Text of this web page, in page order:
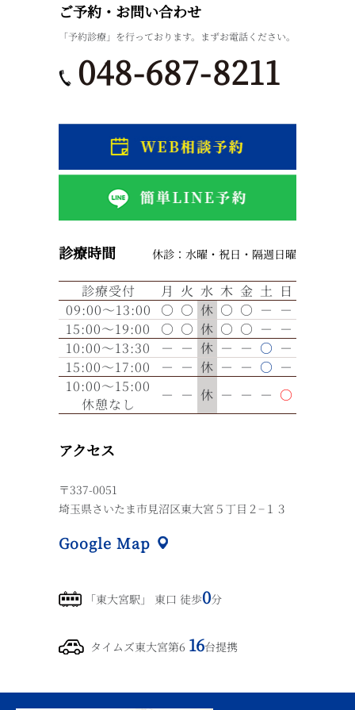
ご予約・お問い合わせ
「予約診療」を行っております。まずお電話ください。
048-687-8211
診療時間 休診：水曜・祝日・隔週日曜
診療受付 月 火 水 木 金 土 日
09:00～13:00
○ ○ 休 ○ ○ － －
15:00～19:00
○ ○ 休 ○ ○ － －
10:00～13:30
－ － 休 － － ○ －
15:00～17:00
－ － 休 － － ○ －
10:00～15:00
休憩なし
－ － 休 － － － ○
アクセス
〒337-0051
埼玉県さいたま市見沼区東大宮５丁目２−１３
Google Map
「東大宮駅」 東口 徒歩0分
タイムズ東大宮第6 16台提携